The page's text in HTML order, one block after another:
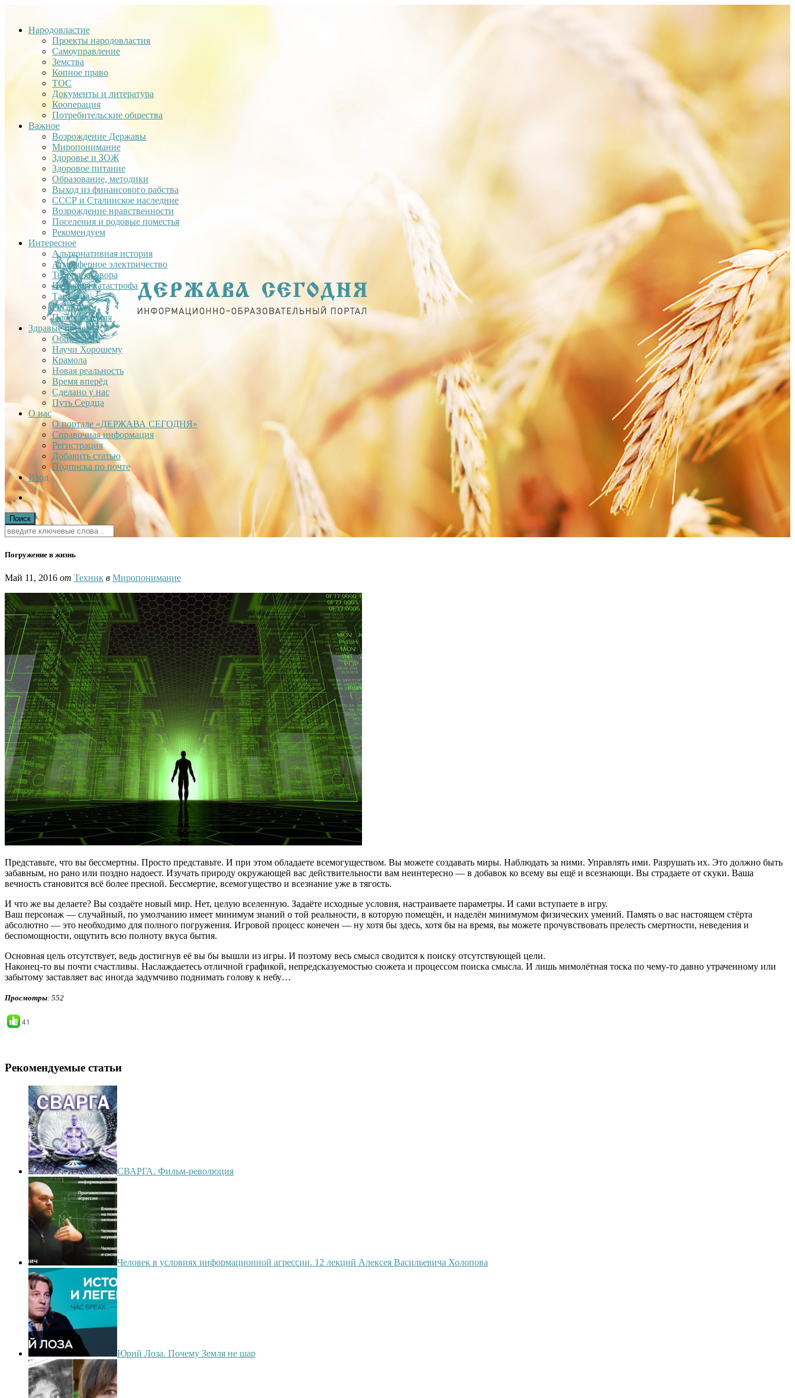
Народовластие
Проекты народовластия
Самоуправление
Земства
Копное право
ТОС
Документы и литература
Кооперация
Потребительские общества
Важное
Возрождение Державы
Миропонимание
Здоровье и ЗОЖ
Здоровое питание
Образование, методики
Выход из финансового рабства
СССР и Сталинское наследние
Возрождение нравственности
Поселения и родовые поместья
Рекомендуем
Интересное
Альтернативная история
Атмосферное электричество
Теория заговора
Недавняя катастрофа
Тартария
Гиганты
Плоская Земля
Здравые проекты
Общее дело
Научи Хорошему
Крамола
Новая реальность
Время вперёд
Сделано у нас
Путь Сердца
О нас
О портале «ДЕРЖАВА СЕГОДНЯ»
Справочная информация
Регистрация
Добавить статью
Подписка по почте
Вход
Погружение в жизнь
Май 11, 2016 от Техник в Миропонимание
Представьте, что вы бессмертны. Просто представьте. И при этом обладаете всемогуществом. Вы можете создавать миры. Наблюдать за ними. Управлять ими. Разрушать их. Это должно быть
забавным, но рано или поздно надоест. Изучать природу окружающей вас действительности вам неинтересно — в добавок ко всему вы ещё и всезнающи. Вы страдаете от скуки. Ваша
вечность становится всё более пресной. Бессмертие, всемогущество и всезнание уже в тягость.
И что же вы делаете? Вы создаёте новый мир. Нет, целую вселенную. Задаёте исходные условия, настраиваете параметры. И сами вступаете в игру.
Ваш персонаж — случайный, по умолчанию имеет минимум знаний о той реальности, в которую помещён, и наделён минимумом физических умений. Память о вас настоящем стёрта
абсолютно — это необходимо для полного погружения. Игровой процесс конечен — ну хотя бы здесь, хотя бы на время, вы можете прочувствовать прелесть смертности, неведения и
беспомощности, ощутить всю полноту вкуса бытия.
Основная цель отсутствует, ведь достигнув её вы бы вышли из игры. И поэтому весь смысл сводится к поиску отсутствующей цели.
Наконец-то вы почти счастливы. Наслаждаетесь отличной графикой, непредсказуемостью сюжета и процессом поиска смысла. И лишь мимолётная тоска по чему-то давно утраченному или
забытому заставляет вас иногда задумчиво поднимать голову к небу…
Просмотры: 552
41
Рекомендуемые статьи
СВАРГА. Фильм-революция
Человек в условиях информационной агрессии. 12 лекций Алексея Васильевича Холопова
Юрий Лоза. Почему Земля не шар